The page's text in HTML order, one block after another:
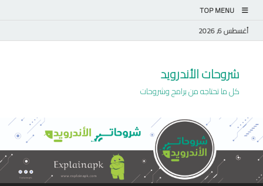
TOP MENU
أغسطس 6, 2026
شروحات الأندرويد
كل ما تحتاجه من برامج وشروحات